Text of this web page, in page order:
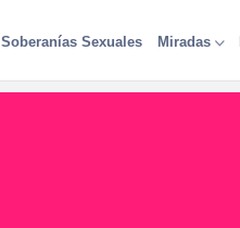
Soberanías Sexuales Miradas